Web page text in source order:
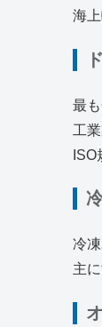
海
最
工
冷
主